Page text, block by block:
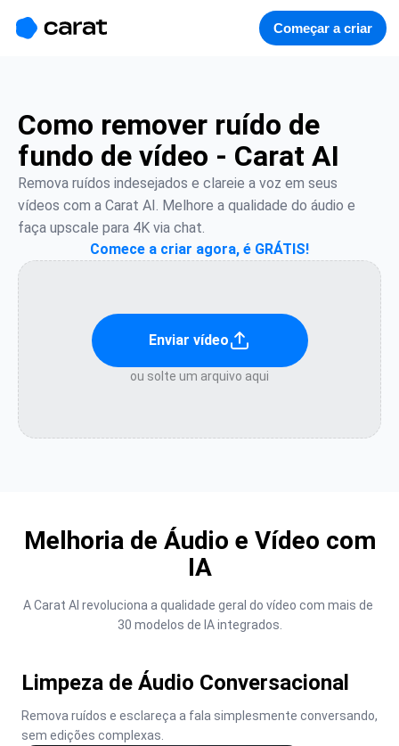
Começar a criar
Como remover ruído de
fundo de vídeo - Carat AI
Remova ruídos indesejados e clareie a voz em seus
vídeos com a Carat AI. Melhore a qualidade do áudio e
faça upscale para 4K via chat.
Comece a criar agora, é GRÁTIS!
Enviar vídeo
ou solte um arquivo aqui
Melhoria de Áudio e Vídeo com
IA
A Carat AI revoluciona a qualidade geral do vídeo com mais de
30 modelos de IA integrados.
Limpeza de Áudio Conversacional
Remova ruídos e esclareça a fala simplesmente conversando,
sem edições complexas.